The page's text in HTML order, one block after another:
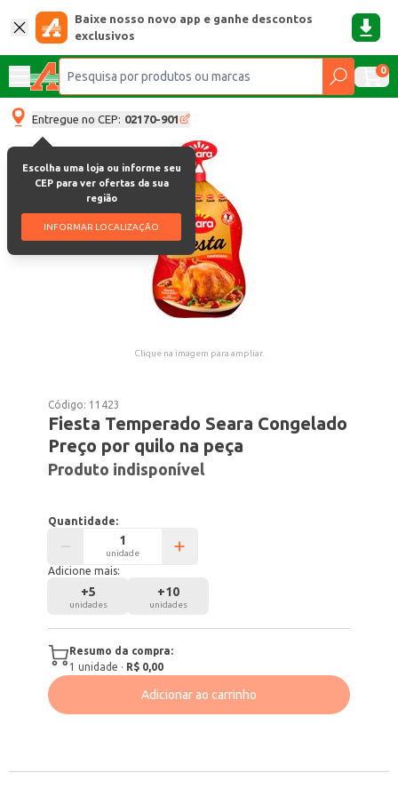
Baixe nosso novo app e ganhe descontos
exclusivos
0
Entregue no CEP: 02170-901
Escolha uma loja ou informe seu
CEP para ver ofertas da sua
região
INFORMAR LOCALIZAÇÃO
Clique na imagem para ampliar.
Código: 11423
Fiesta Temperado Seara Congelado
Preço por quilo na peça
Produto indisponível
Quantidade:
unidade
Adicione mais:
+5
unidades
+10
unidades
Resumo da compra:
1 unidade · R$ 0,00
Adicionar ao carrinho